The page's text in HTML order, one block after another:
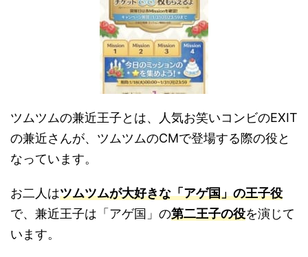
ツムツムの兼近王子とは、人気お笑いコンビのEXIT
の兼近さんが、ツムツムのCMで登場する際の役と
なっています。
お二人はツムツムが大好きな「アゲ国」の王子役
で、兼近王子は「アゲ国」の第二王子の役を演じて
います。